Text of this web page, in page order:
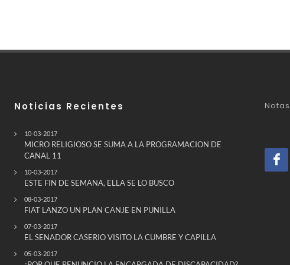
Noticias Recientes
10-03-2017
MICRO RELIGIOSO SE SUMA A LA PROGRAMACION DE
CANAL 11
10-03-2017
ESTE FIN DE SEMANA, ELLA SE LO BUSCO
08-03-2017
FIAT LANZO UN PLAN CANJE EN PUNILLA
07-03-2017
EL SENADOR CASERIO VISITO LA CUMBRE Y CAPILLA
05-03-2017
Notas